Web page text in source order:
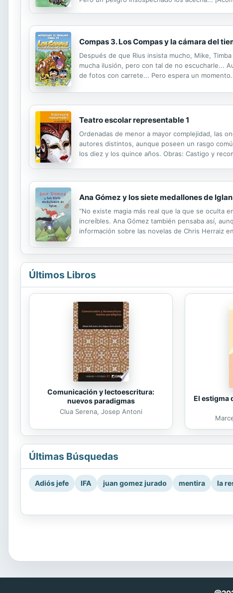
Compas 3. Los Compas y la cámara del
Después de que Rius insista mucho, Mike,
mucha ilusión, pero con tal de no escucharle...
de fotos con carrete... Pero espera un
Teatro escolar representable 1
Ordenadas de menor a mayor complejidad, las
autores distintos, aunque poseen un rasgo
los diez y los quince años. Obras: Castigo y
Ana Gómez y los siete medallones de Iglan
“No existe magia más real que la que se oculta
increíbles. Ana Gómez también pensaba así,
información sobre las novelas de Chris Herraiz
Últimos Libros
Comunicación y lectoescritura:
nuevos paradigmas
Clua Serena, Josep Antoni
El estigma
Últimas Búsquedas
Adiós jefe IFA juan gomez jurado mentira la